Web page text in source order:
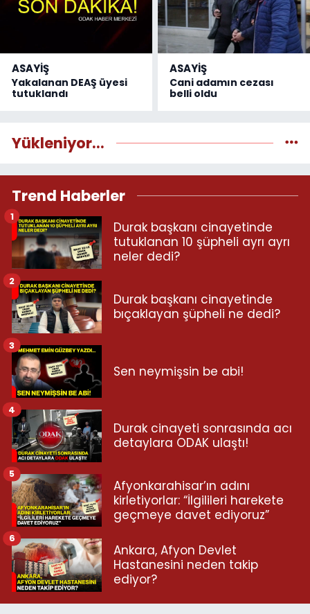
ASAYİŞ
Yakalanan DEAŞ üyesi
tutuklandı
ASAYİŞ
Cani adamın cezası
belli oldu
Yükleniyor...
Trend Haberler
Durak başkanı cinayetinde
tutuklanan 10 şüpheli ayrı ayrı
neler dedi?
1
Durak başkanı cinayetinde
bıçaklayan şüpheli ne dedi?
2
Sen neymişsin be abi!
3
Durak cinayeti sonrasında acı
detaylara ODAK ulaştı!
4
Afyonkarahisar’ın adını
kirletiyorlar: “İlgilileri harekete
geçmeye davet ediyoruz”
5
Ankara, Afyon Devlet
Hastanesini neden takip
ediyor?
6